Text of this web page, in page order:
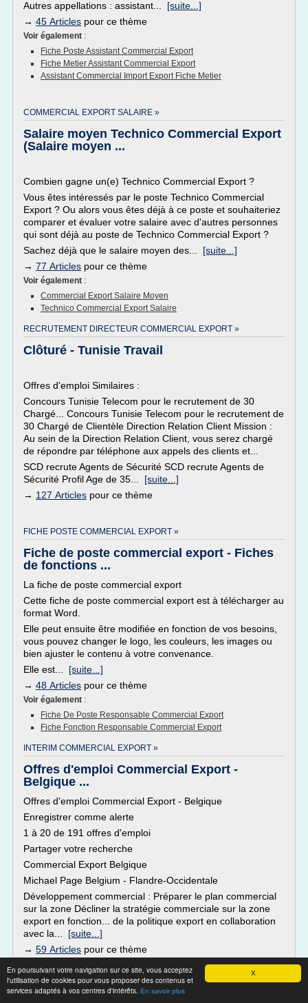
X
En poursuivant votre navigation sur ce site, vous acceptez
l'utilisation de cookies pour vous proposer des contenus et
services adaptés à vos centres d'intérêts. En savoir plus
Autres appellations : assistant... [suite...]
→ 45 Articles pour ce thème
Voir également :
Fiche Poste Assistant Commercial Export
Fiche Metier Assistant Commercial Export
Assistant Commercial Import Export Fiche Metier
COMMERCIAL EXPORT SALAIRE »
Salaire moyen Technico Commercial Export
(Salaire moyen ...
Combien gagne un(e) Technico Commercial Export ?
Vous êtes intéressés par le poste Technico Commercial
Export ? Ou alors vous êtes déjà à ce poste et souhaiteriez
comparer et évaluer votre salaire avec d'autres personnes
qui sont déjà au poste de Technico Commercial Export ?
Sachez déjà que le salaire moyen des... [suite...]
→ 77 Articles pour ce thème
Voir également :
Commercial Export Salaire Moyen
Technico Commercial Export Salaire
RECRUTEMENT DIRECTEUR COMMERCIAL EXPORT »
Clôturé - Tunisie Travail
Offres d'emploi Similaires :
Concours Tunisie Telecom pour le recrutement de 30
Chargé... Concours Tunisie Telecom pour le recrutement de
30 Chargé de Clientèle Direction Relation Client Mission :
Au sein de la Direction Relation Client, vous serez chargé
de répondre par téléphone aux appels des clients et...
SCD recrute Agents de Sécurité SCD recrute Agents de
Sécurité Profil Age de 35... [suite...]
→ 127 Articles pour ce thème
FICHE POSTE COMMERCIAL EXPORT »
Fiche de poste commercial export - Fiches
de fonctions ...
La fiche de poste commercial export
Cette fiche de poste commercial export est à télécharger au
format Word.
Elle peut ensuite être modifiée en fonction de vos besoins,
vous pouvez changer le logo, les couleurs, les images ou
bien ajuster le contenu à votre convenance.
Elle est... [suite...]
→ 48 Articles pour ce thème
Voir également :
Fiche De Poste Responsable Commercial Export
Fiche Fonction Responsable Commercial Export
INTERIM COMMERCIAL EXPORT »
Offres d'emploi Commercial Export -
Belgique ...
Offres d'emploi Commercial Export - Belgique
Enregistrer comme alerte
1 à 20 de 191 offres d'emploi
Partager votre recherche
Commercial Export Belgique
Michael Page Belgium - Flandre-Occidentale
Développement commercial : Préparer le plan commercial
sur la zone Décliner la stratégie commerciale sur la zone
export en fonction... de la politique export en collaboration
avec la... [suite...]
→ 59 Articles pour ce thème
Commercial Export Definition